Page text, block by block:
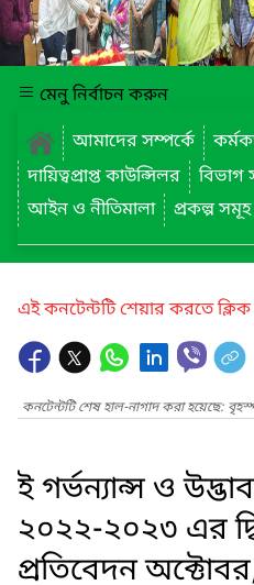
মেনু নির্বাচন করুন
আমাদের সম্পর্কে
দায়িত্বপ্রাপ্ত কাউন্সিলর
বিভাগ
আইন ও নীতিমালা
প্রকল্প সমূহ
এই কনটেন্টটি শেয়ার করতে
কনটেন্টটি শেষ হাল-নাগাদ করা হয়েছে:
ই গর্ভন্যান্স ও
২০২২-২০২৩ এর
প্রতিবেদন